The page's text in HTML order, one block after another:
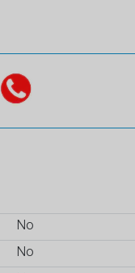
No
No